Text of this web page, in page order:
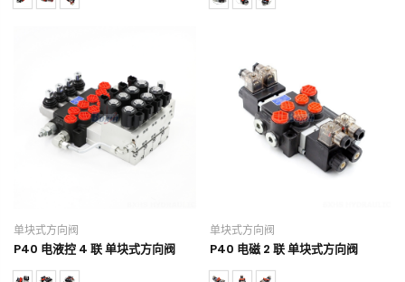
单块式方向阀
P40 电液控 4 联 单块式方向阀
单块式方向阀
P40 电磁 2 联 单块式方向阀